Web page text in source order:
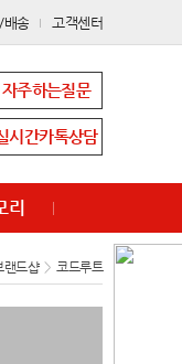
배송 고객센터
자주하는질문
시간카톡상담
리
랜드샵 > 코드루트